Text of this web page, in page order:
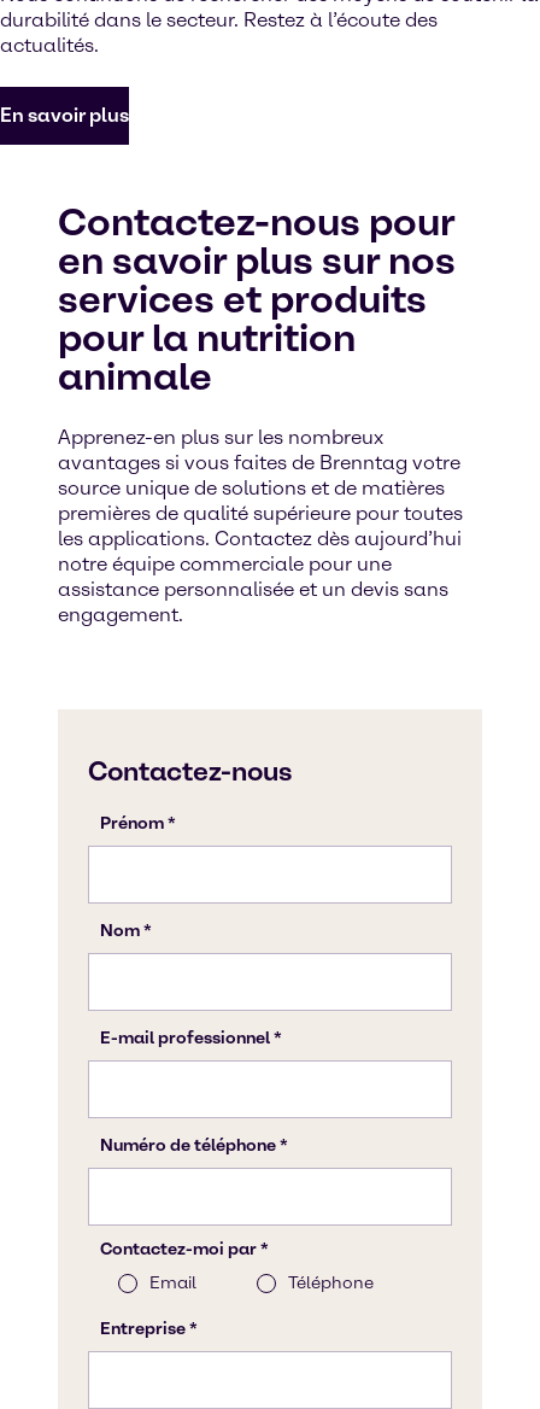
durabilité dans le secteur. Restez à l’écoute des
actualités.
En savoir plus
Contactez-nous pour
en savoir plus sur nos
services et produits
pour la nutrition
animale
Apprenez-en plus sur les nombreux
avantages si vous faites de Brenntag votre
source unique de solutions et de matières
premières de qualité supérieure pour toutes
les applications. Contactez dès aujourd’hui
notre équipe commerciale pour une
assistance personnalisée et un devis sans
engagement.